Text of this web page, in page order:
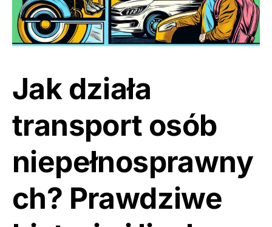
Jak działa
transport osób
niepełnosprawny
ch? Prawdziwe